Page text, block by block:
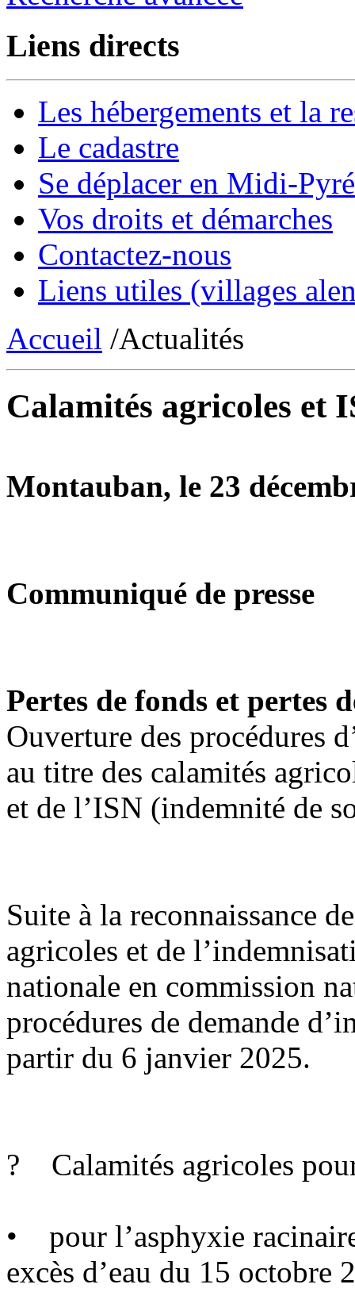
Liens directs
Les hébergements et la
Le cadastre
Se déplacer en Midi-
Vos droits et démarches
Contactez-nous
Liens utiles (villages
Accueil /Actualités
Calamités agricoles et
Montauban, le 23
Communiqué de presse
Pertes de fonds et pertes
Ouverture des procédures
au titre des calamités
et de l’ISN (indemnité de
Suite à la reconnaissance
agricoles et de
nationale en commission
procédures de demande
partir du 6 janvier 2025.
? Calamités agricoles
• pour l’asphyxie
excès d’eau du 15